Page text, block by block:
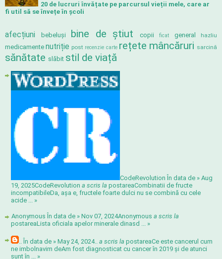
20 de lucruri învățate pe parcursul vieții mele, care ar
fi util să se învețe în școli
afecțiuni bebeluși bine de știut copii ficat general hazliu
medicamente nutriție post recenzie carte rețete mâncăruri sarcină
sănătate slăbit stil de viață
CodeRevolution În data de » Aug
19, 2025CodeRevolution a scris la postareaCombinatii de fructe
incompatibileDa, așa e, fructele foarte dulci nu se combină cu cele
acide ... »
Anonymous În data de » Nov 07, 2024Anonymous a scris la
postareaLista oficiala apelor minerale dinasd ... »
.. În data de » May 24, 2024.. a scris la postareaCe este cancerul cum
ne imbolnavim deAm fost diagnosticat cu cancer în 2019 și de atunci
sunt în ... »